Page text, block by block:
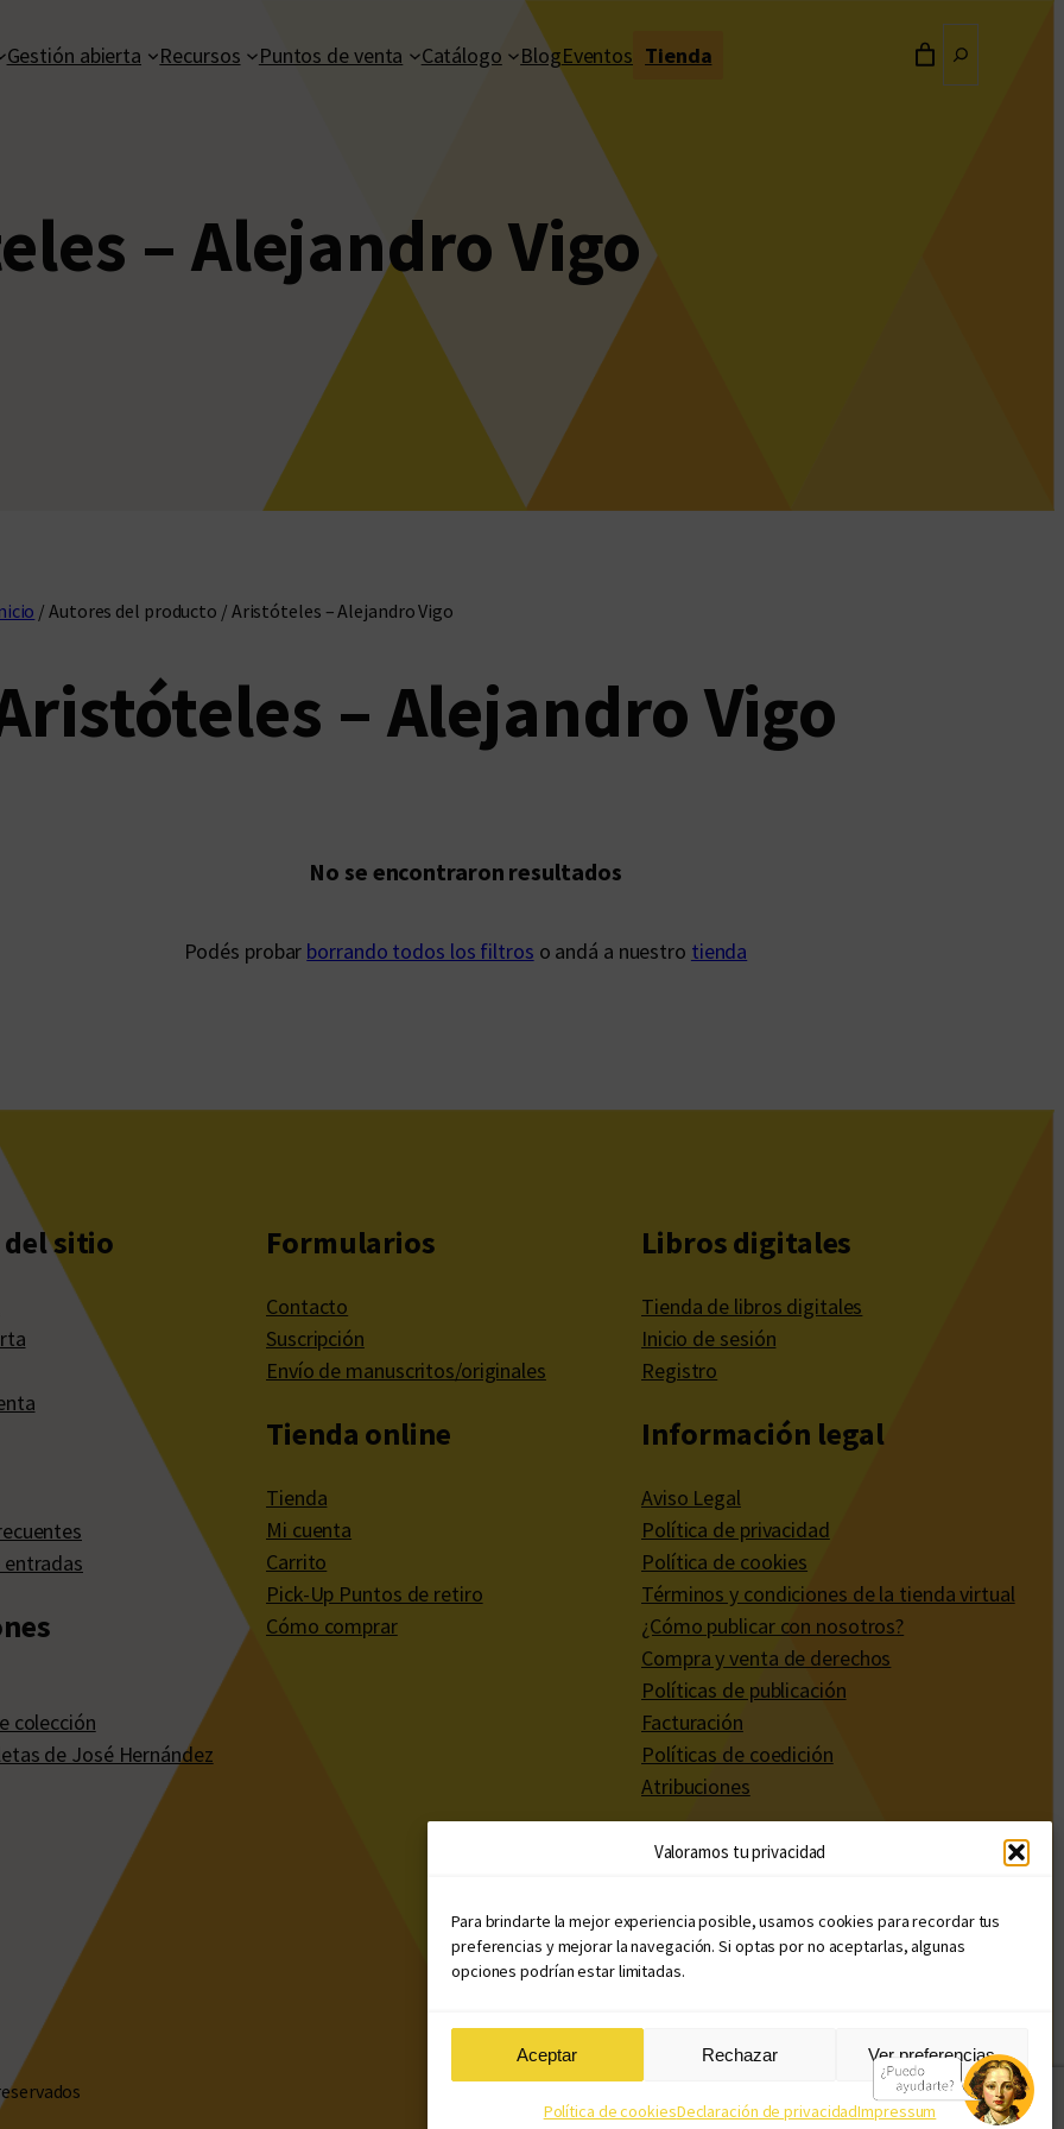
Valoramos tu privacidad
Para brindarte la mejor experiencia posible, usamos cookies para recordar tus
preferencias y mejorar la navegación. Si optas por no aceptarlas, algunas
opciones podrían estar limitadas.
Aceptar Rechazar Ver preferencias
Política de cookiesDeclaración de privacidadImpressum
Gestión abierta Recursos Puntos de venta Catálogo BlogEventos Tienda
– Alejandro Vigo
/ Autores del producto / Aristóteles – Alejandro Vigo
– Alejandro Vigo
No se encontraron resultados
Podés probar borrando todos los filtros o andá a nuestro tienda
del sitio
entradas
colección
de José Hernández
Formularios
Contacto
Suscripción
Envío de manuscritos/originales
Tienda online
Tienda
Mi cuenta
Carrito
Pick-Up Puntos de retiro
Cómo comprar
Libros digitales
Tienda de libros digitales
Inicio de sesión
Registro
Información legal
Aviso Legal
Política de privacidad
Política de cookies
Términos y condiciones de la tienda virtual
¿Cómo publicar con nosotros?
Compra y venta de derechos
Políticas de publicación
Facturación
Políticas de coedición
Atribuciones
Diseño web: Llama Creativa